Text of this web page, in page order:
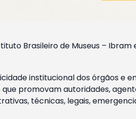
Brasileiro de Museus –
institucional dos órgãos e
promovam autoridades,
técnicas, legais,